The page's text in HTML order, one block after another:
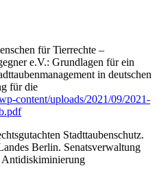
für Tierrechte –
e.V.: Grundlagen für ein
in deutschen
für die
content/uploads/2021/09/2021-
Stadttaubenschutz.
Berlin. Senatsverwaltung
Antidiskiminierung